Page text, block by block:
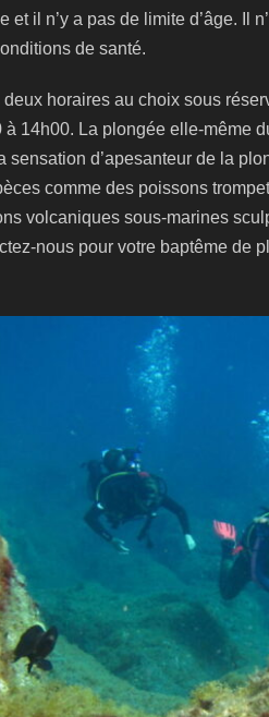
et il n’y a pas de limite d’âge. Il
de santé.
horaires au choix sous
à 14h00. La plongée elle-même
sensation d’apesanteur de la
comme des poissons
volcaniques sous-marines
nous pour votre baptême de